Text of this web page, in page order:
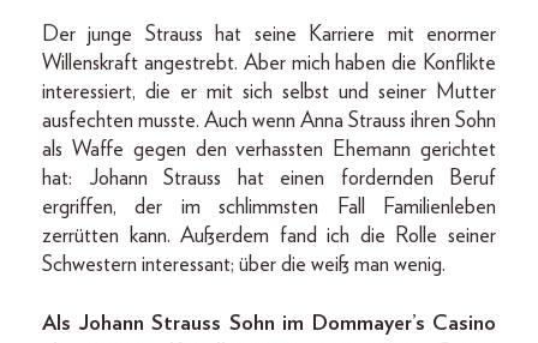
Der junge Strauss hat seine Karriere mit enormer
Willenskraft angestrebt. Aber mich haben die Konflikte
interessiert, die er mit sich selbst und seiner Mutter
ausfechten musste. Auch wenn Anna Strauss ihren Sohn
als Waffe gegen den verhassten Ehemann gerichtet
hat: Johann Strauss hat einen fordernden Beruf
ergriffen, der im schlimmsten Fall Familienleben
zerrütten kann. Außerdem fand ich die Rolle seiner
Schwestern interessant; über die weiß man wenig.
Als Johann Strauss Sohn im Dommayer’s Casino